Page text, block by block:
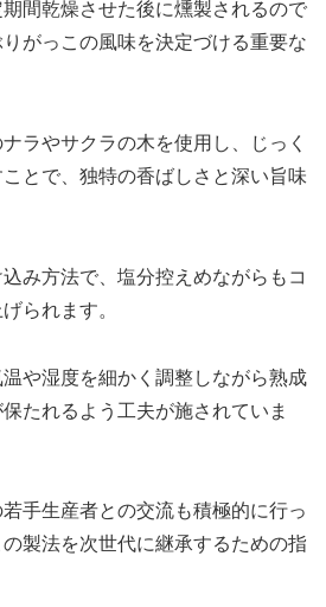
間乾燥させた後に燻製されるので
がっこの風味を決定づける重要な
ラやサクラの木を使用し、じっく
とで、独特の香ばしさと深い旨味
み方法で、塩分控えめながらもコ
られます。
や湿度を細かく調整しながら熟成
たれるよう工夫が施されていま
手生産者との交流も積極的に行っ
製法を次世代に継承するための指